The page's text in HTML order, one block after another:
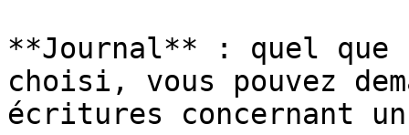
**Journal** : quel
choisi, vous pouvez
écritures concernant